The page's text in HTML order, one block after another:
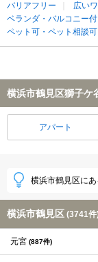
バリアフリー
広い
ベランダ・バルコニー付
ペット可・ペット相談可
横浜市鶴見区獅子ケ
アパート
横浜市鶴見区に
横浜市鶴見区 (3741件
元宮 (887件)